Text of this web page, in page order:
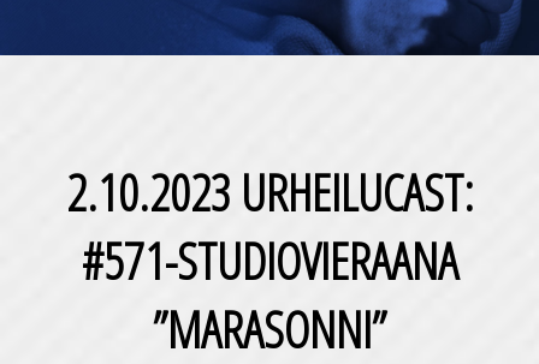
2.10.2023 URHEILUCAST:
#571-STUDIOVIERAANA
”MARASONNI”